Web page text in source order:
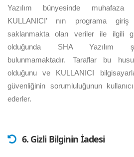
Yazılım bünyesinde muhafaza
KULLANICI’ nın programa giriş
saklanmakta olan veriler ile ilgili
olduğunda SHA Yazılım
bulunmamaktadır. Taraflar bu
olduğunu ve KULLANICI
güvenliğinin sorumluluğunun
ederler.
6. Gizli Bilginin İadesi